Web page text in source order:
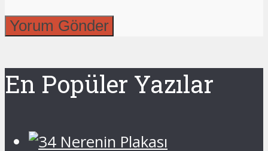
En Popüler Yazılar